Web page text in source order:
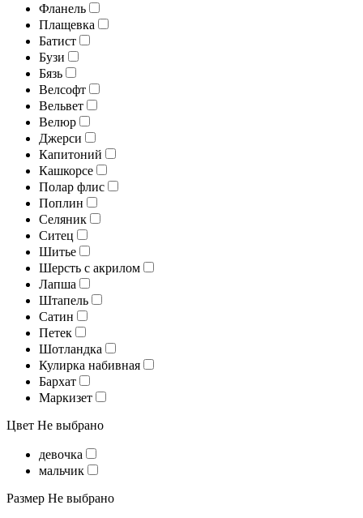
Фланель
Плащевка
Батист
Бузи
Бязь
Велсофт
Вельвет
Велюр
Джерси
Капитоний
Кашкорсе
Полар флис
Поплин
Селяник
Ситец
Шитье
Шерсть с акрилом
Лапша
Штапель
Сатин
Петек
Шотландка
Кулирка набивная
Бархат
Маркизет
Цвет Не выбрано
девочка
мальчик
Размер Не выбрано